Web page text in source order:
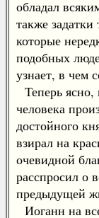
обладал
также
которые
подобных
узнает, в чем
Теперь
человека
достойного
взирал на
очевидной
расспросил о
предыдущей
Иоганн на